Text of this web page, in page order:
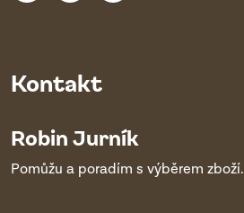
Kontakt
Robin Jurník
Pomůžu a poradím s výběrem zboží.